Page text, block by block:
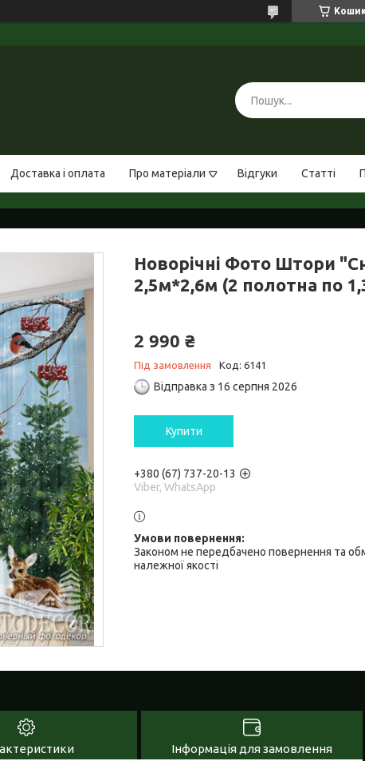
Доставка і оплата Про матеріали Відгуки Статті
Новорічні Фото Штори
2,5м*2,6м (2 полотна по
2 990 ₴
Під замовлення Код: 6141
Відправка з 16 серпня 2026
Купити
+380 (67) 737-20-13
Viber, WhatsApp
Законом не передбачено повернення та
належної якості
Інформація для замовлення